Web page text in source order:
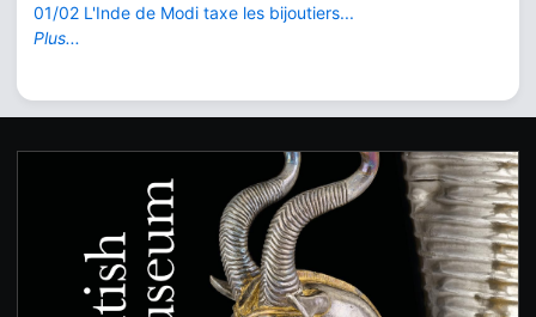
01/02 L'Inde de Modi taxe les bijoutiers...
Plus...